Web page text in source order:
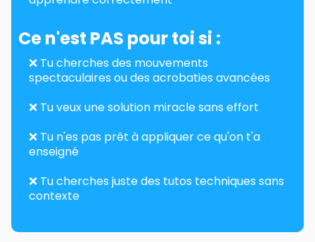
Ce n'est PAS pour toi si :
❌ Tu cherches des mouvements
spectaculaires ou des acrobaties avancées
❌ Tu veux une solution miracle sans effort
❌ Tu n'es pas prêt à appliquer ce qu'on t'a
enseigné
❌ Tu cherches juste des tutos techniques sans
contexte